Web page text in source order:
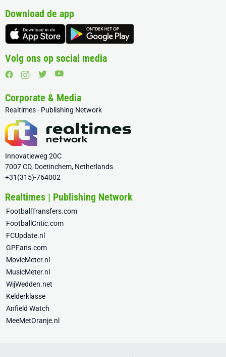
Download de app
Volg ons op social media
Corporate & Media
Realtimes - Publishing Network
Innovatieweg 20C
7007 CD, Doetinchem, Netherlands
+31(315)-764002
Realtimes | Publishing Network
FootballTransfers.com
FootballCritic.com
FCUpdate.nl
GPFans.com
MovieMeter.nl
MusicMeter.nl
WijWedden.net
Kelderklasse
Anfield Watch
MeeMetOranje.nl